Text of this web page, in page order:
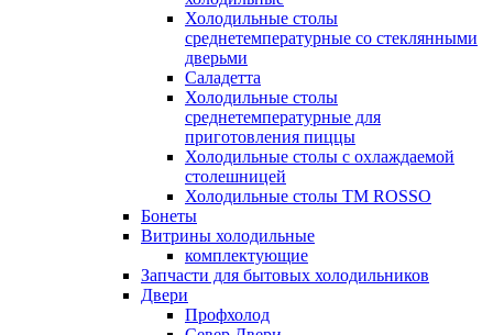
Холодильные столы
среднетемпературные со стеклянными
дверьми
Саладетта
Холодильные столы
среднетемпературные для
приготовления пиццы
Холодильные столы с охлаждаемой
столешницей
Холодильные столы ТМ ROSSO
Бонеты
Витрины холодильные
комплектующие
Запчасти для бытовых холодильников
Двери
Профхолод